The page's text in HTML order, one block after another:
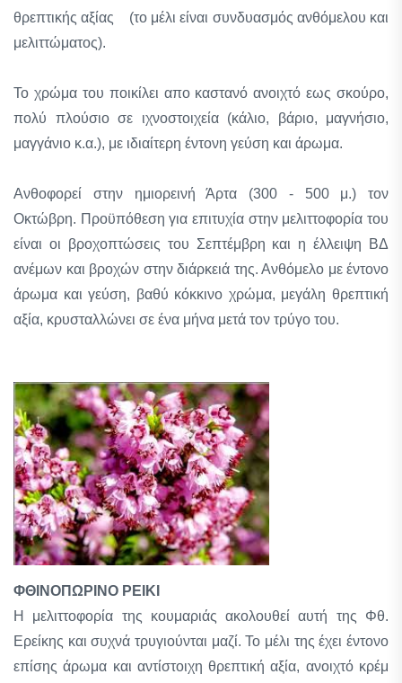
θρεπτικής αξίας (το μέλι είναι συνδυασμός ανθόμελου και
μελιττώματος).
Το χρώμα του ποικίλει απο καστανό ανοιχτό εως σκούρο,
πολύ πλούσιο σε ιχνοστοιχεία (κάλιο, βάριο, μαγνήσιο,
μαγγάνιο κ.α.), με ιδιαίτερη έντονη γεύση και άρωμα.
Ανθοφορεί στην ημιορεινή Άρτα (300 - 500 μ.) τον
Οκτώβρη. Προϋπόθεση για επιτυχία στην μελιττοφορία του
είναι οι βροχοπτώσεις του Σεπτέμβρη και η έλλειψη ΒΔ
ανέμων και βροχών στην διάρκειά της. Ανθόμελο με έντονο
άρωμα και γεύση, βαθύ κόκκινο χρώμα, μεγάλη θρεπτική
αξία, κρυσταλλώνει σε ένα μήνα μετά τον τρύγο του.
ΦΘΙΝΟΠΩΡΙΝΟ ΡΕΙΚΙ
Η μελιττοφορία της κουμαριάς ακολουθεί αυτή της Φθ.
Ερείκης και συχνά τρυγιούνται μαζί. Το μέλι της έχει έντονο
επίσης άρωμα και αντίστοιχη θρεπτική αξία, ανοιχτό κρέμ